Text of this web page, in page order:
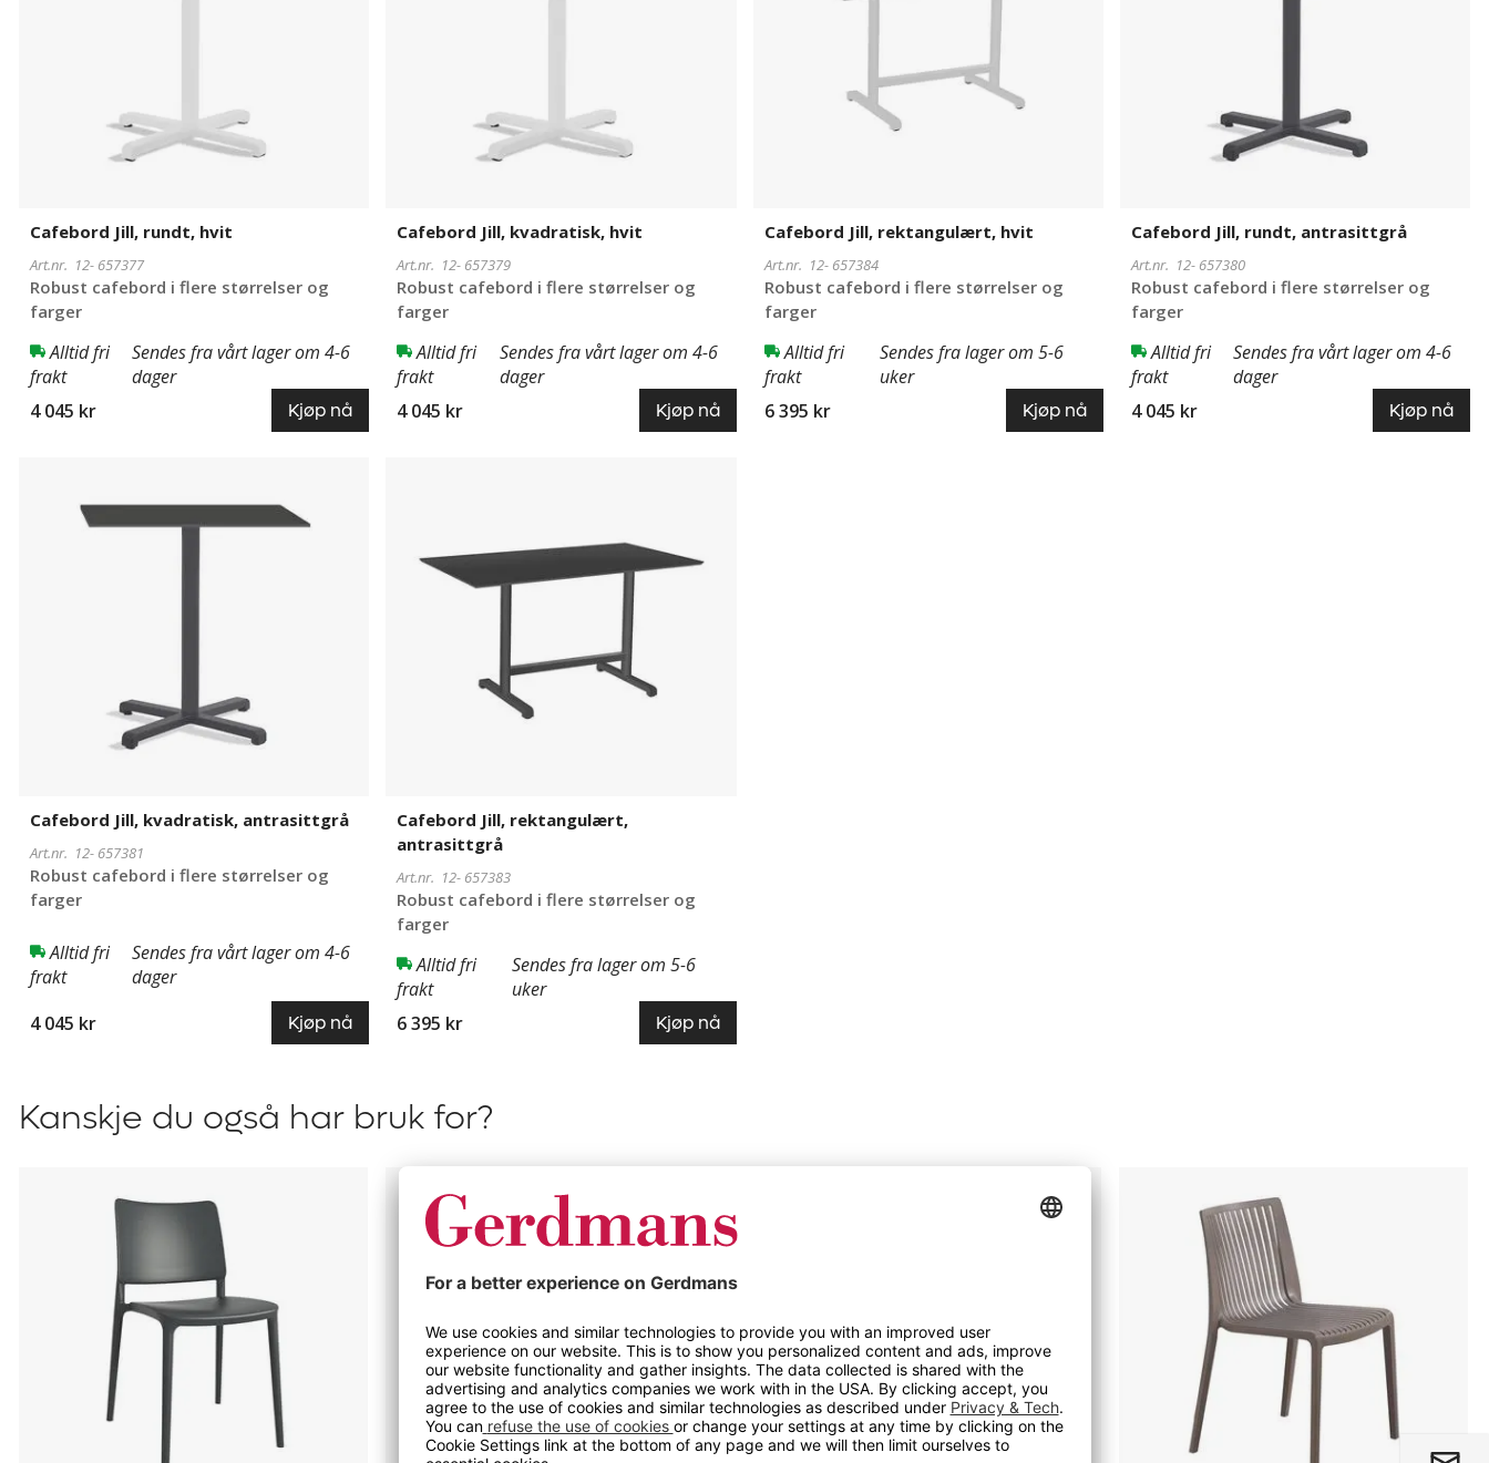
Cafebord Jill, rundt, hvit
Art.nr. 12- 657377
Robust cafebord i flere størrelser og
farger
Alltid fri
frakt
Sendes fra vårt lager om 4-6
dager
4 045 kr
Kjøp nå
Cafebord Jill, kvadratisk, hvit
Art.nr. 12- 657379
Robust cafebord i flere størrelser og
farger
Alltid fri
frakt
Sendes fra vårt lager om 4-6
dager
4 045 kr
Kjøp nå
Cafebord Jill, rektangulært, hvit
Art.nr. 12- 657384
Robust cafebord i flere størrelser og
farger
Alltid fri
frakt
Sendes fra lager om 5-6
uker
6 395 kr
Kjøp nå
Cafebord Jill, rundt, antrasittgrå
Art.nr. 12- 657380
Robust cafebord i flere størrelser og
farger
Alltid fri
frakt
Sendes fra vårt lager om 4-6
dager
4 045 kr
Kjøp nå
kvadratisk,
Cafebord Jill, kvadratisk, antrasittgrå
Art.nr. 12- 657381
Robust cafebord i flere størrelser og
farger
Alltid fri
frakt
Sendes fra vårt lager om 4-6
dager
4 045 kr
Kjøp nå
Cafebord Jill, rektangulært,
antrasittgrå
Art.nr. 12- 657383
Robust cafebord i flere størrelser og
farger
Alltid fri
frakt
Sendes fra lager om 5-6
uker
6 395 kr
Kjøp nå
Kanskje du også har bruk for?
Artin
med